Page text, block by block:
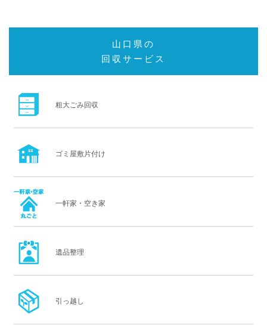
山口県の
回収サービス
粗大ごみ回収
ゴミ屋敷片付け
一軒家・空き家
遺品整理
引っ越し